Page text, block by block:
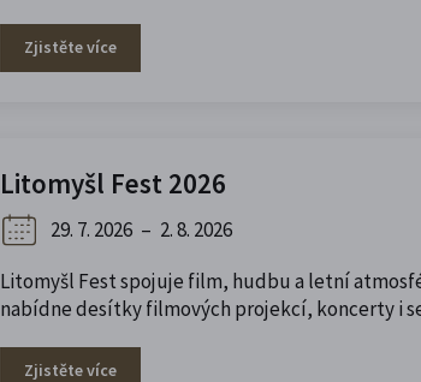
Zjistěte více
Litomyšl Fest 2026
29. 7. 2026 – 2. 8. 2026
Litomyšl Fest spojuje film, hudbu a letní
nabídne desítky filmových projekcí, koncerty i
Zjistěte více